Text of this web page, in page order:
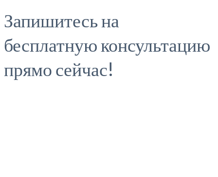
Запишитесь на
бесплатную консультацию
прямо сейчас!